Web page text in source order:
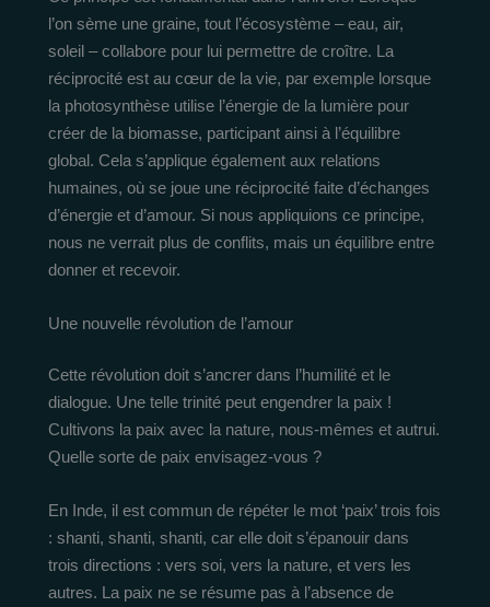
l’on sème une graine, tout l’écosystème – eau, air,
soleil – collabore pour lui permettre de croître. La
réciprocité est au cœur de la vie, par exemple lorsque
la photosynthèse utilise l’énergie de la lumière pour
créer de la biomasse, participant ainsi à l’équilibre
global. Cela s’applique également aux relations
humaines, où se joue une réciprocité faite d’échanges
d’énergie et d’amour. Si nous appliquions ce principe,
nous ne verrait plus de conflits, mais un équilibre entre
donner et recevoir.
Une nouvelle révolution de l’amour
Cette révolution doit s’ancrer dans l’humilité et le
dialogue. Une telle trinité peut engendrer la paix !
Cultivons la paix avec la nature, nous-mêmes et autrui.
Quelle sorte de paix envisagez-vous ?
En Inde, il est commun de répéter le mot ‘paix’ trois fois
: shanti, shanti, shanti, car elle doit s’épanouir dans
trois directions : vers soi, vers la nature, et vers les
autres. La paix ne se résume pas à l’absence de